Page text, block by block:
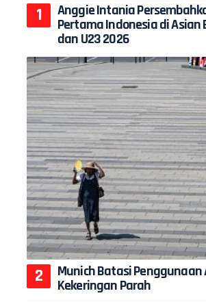
Anggie Intania
Pertama Indonesia di Asian
dan U23 2026
Munich Batasi Penggunaan
Kekeringan Parah